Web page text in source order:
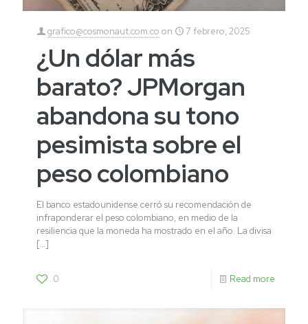
grafico@cosmonaut.com.co on 7 febrero, 2025
¿Un dólar más
barato? JPMorgan
abandona su tono
pesimista sobre el
peso colombiano
El banco estadounidense cerró su recomendación de
infraponderar el peso colombiano, en medio de la
resiliencia que la moneda ha mostrado en el año. La divisa
[…]
0 Read more